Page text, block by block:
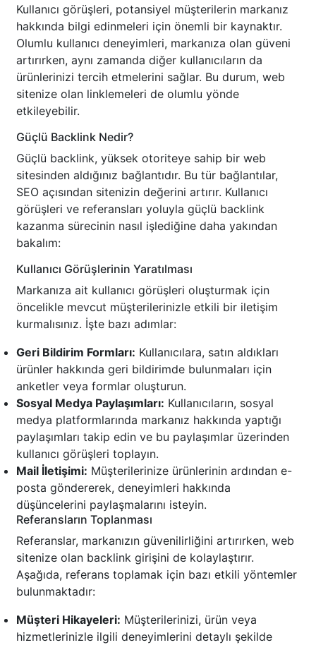
Kullanıcı görüşleri, potansiyel müşterilerin markanız
hakkında bilgi edinmeleri için önemli bir kaynaktır.
Olumlu kullanıcı deneyimleri, markanıza olan güveni
artırırken, aynı zamanda diğer kullanıcıların da
ürünlerinizi tercih etmelerini sağlar. Bu durum, web
sitenize olan linklemeleri de olumlu yönde
etkileyebilir.
Güçlü Backlink Nedir?
Güçlü backlink, yüksek otoriteye sahip bir web
sitesinden aldığınız bağlantıdır. Bu tür bağlantılar,
SEO açısından sitenizin değerini artırır. Kullanıcı
görüşleri ve referansları yoluyla güçlü backlink
kazanma sürecinin nasıl işlediğine daha yakından
bakalım:
Kullanıcı Görüşlerinin Yaratılması
Markanıza ait kullanıcı görüşleri oluşturmak için
öncelikle mevcut müşterilerinizle etkili bir iletişim
kurmalısınız. İşte bazı adımlar:
Geri Bildirim Formları: Kullanıcılara, satın aldıkları
ürünler hakkında geri bildirimde bulunmaları için
anketler veya formlar oluşturun.
Sosyal Medya Paylaşımları: Kullanıcıların, sosyal
medya platformlarında markanız hakkında yaptığı
paylaşımları takip edin ve bu paylaşımlar üzerinden
kullanıcı görüşleri toplayın.
Mail İletişimi: Müşterilerinize ürünlerinin ardından e-
posta göndererek, deneyimleri hakkında
düşüncelerini paylaşmalarını isteyin.
Referansların Toplanması
Referanslar, markanızın güvenilirliğini artırırken, web
sitenize olan backlink girişini de kolaylaştırır.
Aşağıda, referans toplamak için bazı etkili yöntemler
bulunmaktadır:
Müşteri Hikayeleri: Müşterilerinizi, ürün veya
hizmetlerinizle ilgili deneyimlerini detaylı şekilde